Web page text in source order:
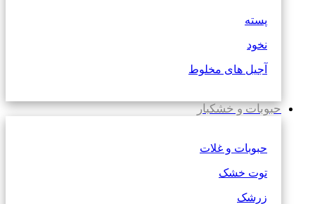
پسته
نخود
آجیل های مخلوط
حبوبات و خشکبار
حبوبات و غلات
توت خشک
زرشک